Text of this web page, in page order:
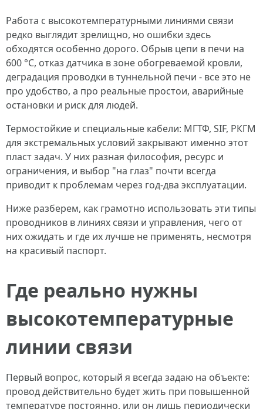
Работа с высокотемпературными линиями связи
редко выглядит зрелищно, но ошибки здесь
обходятся особенно дорого. Обрыв цепи в печи на
600 °C, отказ датчика в зоне обогреваемой кровли,
деградация проводки в туннельной печи - все это не
про удобство, а про реальные простои, аварийные
остановки и риск для людей.
Термостойкие и специальные кабели: МГТФ, SIF, РКГМ
для экстремальных условий закрывают именно этот
пласт задач. У них разная философия, ресурс и
ограничения, и выбор "на глаз" почти всегда
приводит к проблемам через год-два эксплуатации.
Ниже разберем, как грамотно использовать эти типы
проводников в линиях связи и управления, чего от
них ожидать и где их лучше не применять, несмотря
на красивый паспорт.
Где реально нужны
высокотемпературные
линии связи
Первый вопрос, который я всегда задаю на объекте:
провод действительно будет жить при повышенной
температуре постоянно, или он лишь периодически